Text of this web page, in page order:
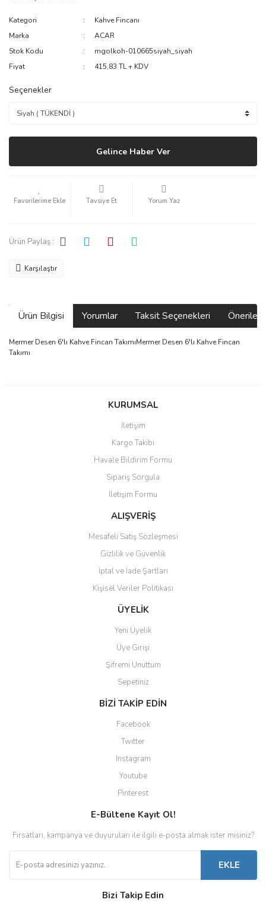
Kategori
Kahve Fincanı
Marka
ACAR
Stok Kodu
mgolkoh-010665siyah_siyah
Fiyat
415,83 TL + KDV
Seçenekler
Gelince Haber Ver
Tavsiye Et Yorum Yaz
Ürün Paylaş :
Karşılaştır
Ürün Bilgisi Yorumlar Taksit Seçenekleri
Mermer Desen 6'lı Kahve Fincan TakımıMermer Desen 6'lı Kahve Fincan
Takımı
Bu ürüne ilk yorumu siz yapın!
Ürün resmi kalitesiz, bozuk veya görüntülenemiyor.
Ürün açıklamasında eksik bilgiler bulunuyor.
Ürün bilgilerinde hatalar bulunuyor.
Ürün fiyatı diğer sitelerden daha pahalı.
Bu ürüne benzer farklı alternatifler olmalı.
Gönder
KURUMSAL
İletişim
Kargo Takibi
Havale Bildirim Formu
Sipariş Sorgula
İletişim Formu
ALIŞVERİŞ
Mesafeli Satış Sözleşmesi
Gizlilik ve Güvenlik
İptal ve İade Şartları
Kişisel Veriler Politikası
ÜYELİK
Yeni Üyelik
Üye Girişi
Şifremi Unuttum
Sepetiniz
BİZİ TAKİP EDİN
Facebook
Twitter
Instagram
Youtube
Pinterest
E-Bültene Kayıt Ol!
Fırsatları, kampanya ve duyuruları ile ilgili e-posta almak ister misiniz?
EKLE
Bizi Takip Edin